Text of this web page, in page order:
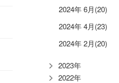
2024年 6月(20)
2024年 4月(23)
2024年 2月(20)
2023年
2022年